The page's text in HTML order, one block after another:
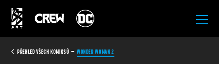
PŘEHLED VŠECH KOMIKSŮ WONDER WOMAN 2